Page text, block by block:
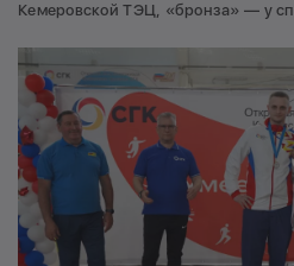
Кемеровской ТЭЦ, «бронза» — у